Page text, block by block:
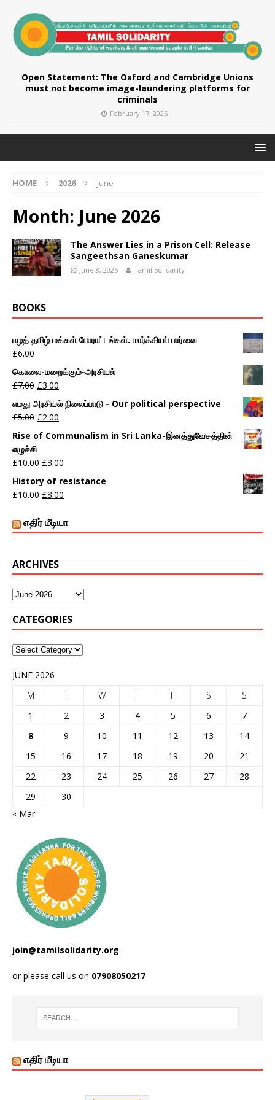
Open Statement: The Oxford and Cambridge Unions
must not become image-laundering platforms for
criminals
February 17, 2026
HOME 2026 June
Month: June 2026
The Answer Lies in a Prison Cell: Release
Sangeethsan Ganeskumar
June 8, 2026 Tamil Solidarity
BOOKS
ஈழத் தமிழ் மக்கள் போராட்டங்கள். மார்க்சியப் பார்வை
£6.00
கொலை-மறைக்கும்-அரசியல்
£7.00 £3.00
எமது அரசியல் நிலைப்பாடு - Our political perspective
£5.00 £2.00
Rise of Communalism in Sri Lanka-இனத்துவேசத்தின்
எழுச்சி
£10.00 £3.00
History of resistance
£10.00 £8.00
எதிர் மீடியா
ARCHIVES
CATEGORIES
JUNE 2026
M
T W T F S
S
1
2 3 4 5 6
7
8
9 10 11 12 13
14
15
16 17 18 19 20
21
22
23 24 25 26 27
28
29
30
« Mar
join@tamilsolidarity.org
or please call us on 07908050217
எதிர் மீடியா